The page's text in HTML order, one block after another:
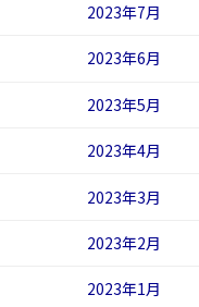
2023年7月
2023年6月
2023年5月
2023年4月
2023年3月
2023年2月
2023年1月